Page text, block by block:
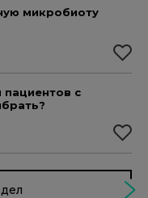
микробиоту
пациентов с